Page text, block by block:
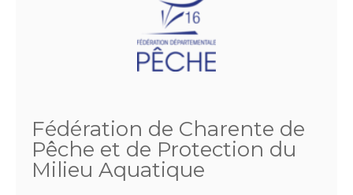
Fédération de Charente de
Pêche et de Protection du
Milieu Aquatique